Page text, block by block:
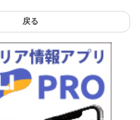
戻る